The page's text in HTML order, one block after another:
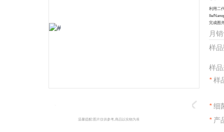
温馨提醒:图片仅供参考,商品以实物为准
利用二
IIe/
完成图
月
样
样
*样
*细
* 产